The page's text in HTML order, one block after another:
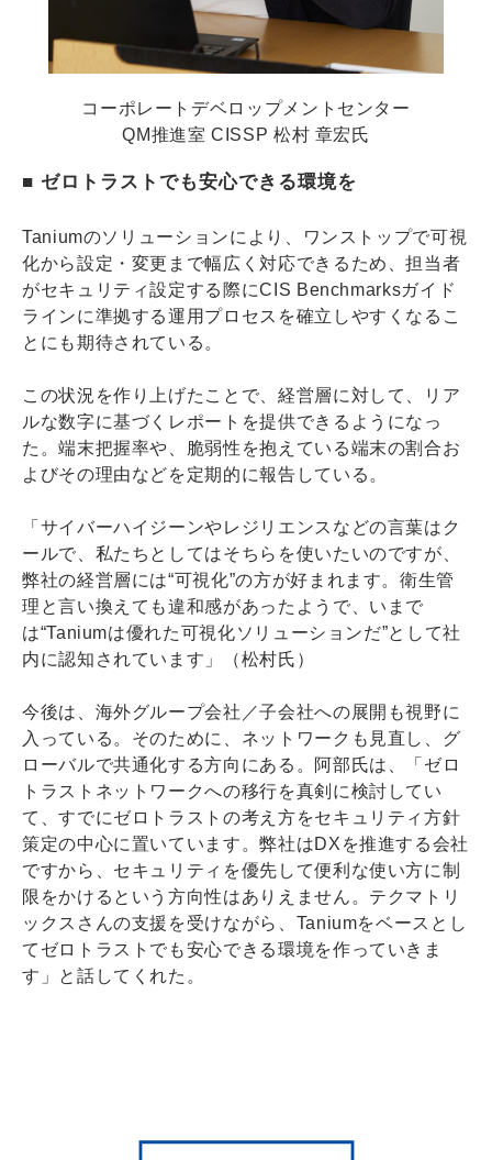
コーポレートデベロップメントセンター
QM推進室 CISSP 松村 章宏氏
■ ゼロトラストでも安心できる環境を
Taniumのソリューションにより、ワンストップで可視
化から設定・変更まで幅広く対応できるため、担当者
がセキュリティ設定する際にCIS Benchmarksガイド
ラインに準拠する運用プロセスを確立しやすくなるこ
とにも期待されている。
この状況を作り上げたことで、経営層に対して、リア
ルな数字に基づくレポートを提供できるようになっ
た。端末把握率や、脆弱性を抱えている端末の割合お
よびその理由などを定期的に報告している。
「サイバーハイジーンやレジリエンスなどの言葉はク
ールで、私たちとしてはそちらを使いたいのですが、
弊社の経営層には“可視化”の方が好まれます。衛生管
理と言い換えても違和感があったようで、いまで
は“Taniumは優れた可視化ソリューションだ”として社
内に認知されています」（松村氏）
今後は、海外グループ会社／子会社への展開も視野に
入っている。そのために、ネットワークも見直し、グ
ローバルで共通化する方向にある。阿部氏は、「ゼロ
トラストネットワークへの移行を真剣に検討してい
て、すでにゼロトラストの考え方をセキュリティ方針
策定の中心に置いています。弊社はDXを推進する会社
ですから、セキュリティを優先して便利な使い方に制
限をかけるという方向性はありえません。テクマトリ
ックスさんの支援を受けながら、Taniumをベースとし
てゼロトラストでも安心できる環境を作っていきま
す」と話してくれた。